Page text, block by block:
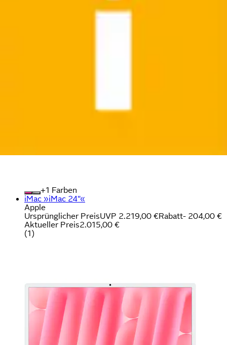
+
Farben
iMac »iMac 24"«
Apple
Ursprünglicher PreisUVP 2.219,00 €Rabatt- 204,00 €
Aktueller Preis2.015,00 €
(1)